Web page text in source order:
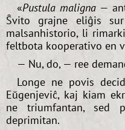
«Pustula maligna—
Ŝvito grajne eliĝis
malsanhistorio, li
feltbota kooperativo en
— Nu, do, — ree
Longe ne povis
Eŭgenjeviĉ, kaj kiam
ne triumfantan, sed
deprimitan.